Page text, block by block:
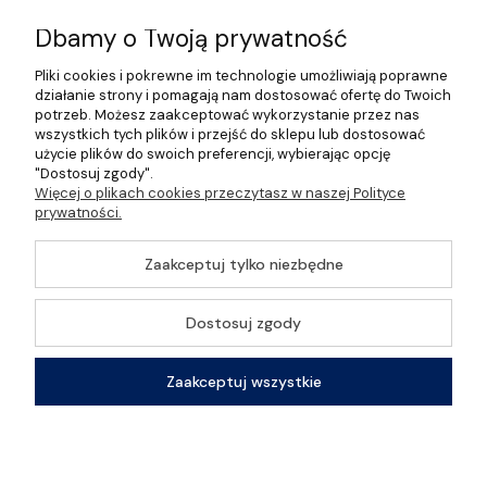
Informacje
O nas
©2026 Wszelkie Prawa Zastrzeżone | Gastrosklep |
Wyposażenie gastronomii, restauracji oraz barów
Szablon Master byEcommercy
Pokaż pełną wersję strony
Sklep internetowy Shoper Premium
Dbamy o Twoją prywatność
Pliki cookies i pokrewne im technologie umożliwiają poprawne
działanie strony i pomagają nam dostosować ofertę do Twoich
potrzeb. Możesz zaakceptować wykorzystanie przez nas
wszystkich tych plików i przejść do sklepu lub dostosować
użycie plików do swoich preferencji, wybierając opcję
"Dostosuj zgody".
Więcej o plikach cookies przeczytasz w naszej Polityce
prywatności.
Zaakceptuj tylko niezbędne
Dostosuj zgody
Zaakceptuj wszystkie